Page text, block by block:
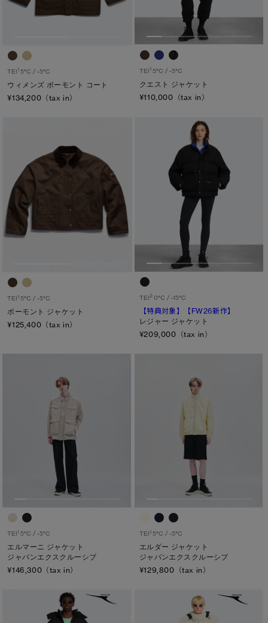
TEI1 5°C / -5°C
ウィメンズ ボーモント コート
¥134,200（tax in）
TEI15°C / -5°C
クエスト ジャケット
¥110,000（tax in）
TEI1 5°C / -5°C
ボーモント ジャケット
¥125,400（tax in）
TEI2 0°C / -15°C
【特典対象】
【FW26新作】
レジャー ジャケット
¥209,000（tax in）
TEI1 5°C / -5°C
エルマーニ ジャケット
ジャパンエクスクルーシブ
¥146,300（tax in）
TEI15°C / -5°C
エルダー ジャケット
ジャパンエクスクルーシブ
¥129,800（tax in）